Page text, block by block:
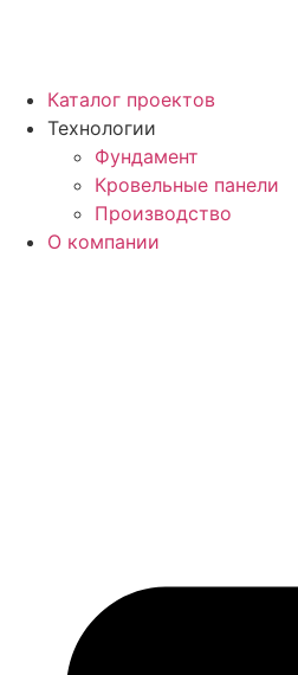
Каталог проектов
Технологии
Фундамент
Кровельные панели
Производство
О компании